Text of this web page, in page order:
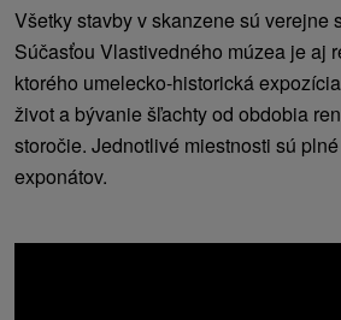
Všetky stavby v skanzene sú verejne
Súčasťou Vlastivedného múzea je aj
ktorého umelecko-historická
život a bývanie šľachty od obdobia
storočie. Jednotlivé miestnosti sú
exponátov.